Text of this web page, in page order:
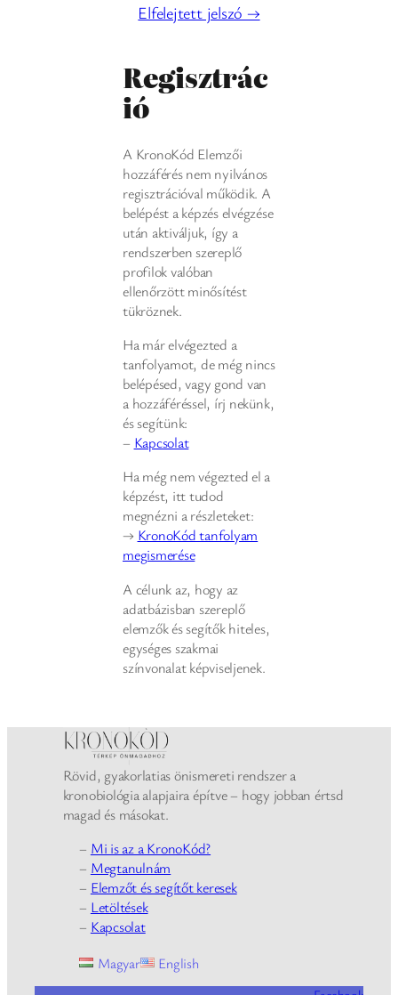
Elfelejtett jelszó →
Regisztrác
ió
A KronoKód Elemzői
hozzáférés nem nyilvános
regisztrációval működik. A
belépést a képzés elvégzése
után aktiváljuk, így a
rendszerben szereplő
profilok valóban
ellenőrzött minősítést
tükröznek.
Ha már elvégezted a
tanfolyamot, de még nincs
belépésed, vagy gond van
a hozzáféréssel, írj nekünk,
és segítünk:
– Kapcsolat
Ha még nem végezted el a
képzést, itt tudod
megnézni a részleteket:
→ KronoKód tanfolyam
megismerése
A célunk az, hogy az
adatbázisban szereplő
elemzők és segítők hiteles,
egységes szakmai
színvonalat képviseljenek.
Rövid, gyakorlatias önismereti rendszer a
kronobiológia alapjaira építve – hogy jobban értsd
magad és másokat.
– Mi is az a KronoKód?
– Megtanulnám
– Elemzőt és segítőt keresek
– Letöltések
– Kapcsolat
Magyar
English